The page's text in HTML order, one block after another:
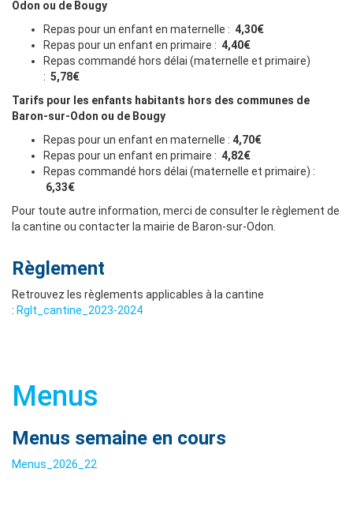
Odon ou de Bougy
Repas pour un enfant en maternelle : 4,30€
Repas pour un enfant en primaire : 4,40€
Repas commandé hors délai (maternelle et primaire)
: 5,78€
Tarifs pour les enfants habitants hors des communes de
Baron-sur-Odon ou de Bougy
Repas pour un enfant en maternelle : 4,70€
Repas pour un enfant en primaire : 4,82€
Repas commandé hors délai (maternelle et primaire) :
6,33€
Pour toute autre information, merci de consulter le règlement de
la cantine ou contacter la mairie de Baron-sur-Odon.
Règlement
Retrouvez les règlements applicables à la cantine
: Rglt_cantine_2023-2024
Menus
Menus semaine en cours
Menus_2026_22